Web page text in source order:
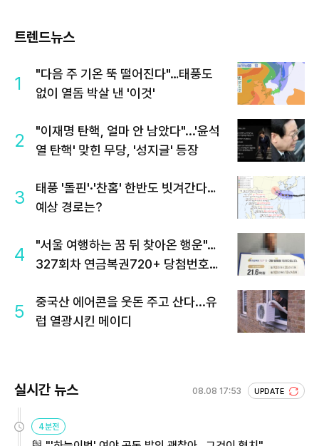
트렌드뉴스
1
"다음 주 기온 뚝 떨어진다"…태풍도
없이 열돔 박살 낸 '이것'
2
"이재명 탄핵, 얼마 안 남았다"...'윤석
열 탄핵' 맞힌 무당, '성지글' 등장
3
태풍 '돌핀'·'찬홈' 한반도 빗겨간다…
예상 경로는?
4
"서울 여행하는 꿈 뒤 찾아온 행운"…
327회차 연금복권720+ 당첨번호조
5
중국산 에어콘을 웃돈 주고 산다...유
럽 열광시킨 메이디
실시간 뉴스 08.08 17:53 UPDATE
4분전